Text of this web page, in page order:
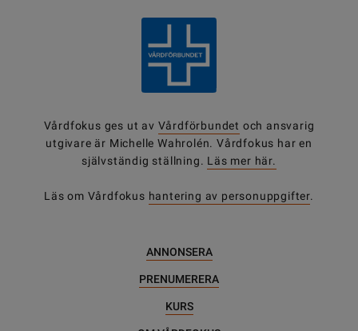
Vårdfokus ges ut av Vårdförbundet och ansvarig
utgivare är Michelle Wahrolén. Vårdfokus har en
självständig ställning. Läs mer här.
Läs om Vårdfokus hantering av personuppgifter.
ANNONSERA
PRENUMERERA
KURS